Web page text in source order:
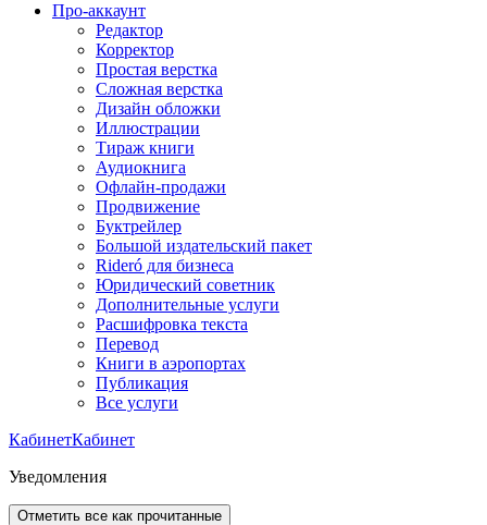
Про-аккаунт
Редактор
Корректор
Простая верстка
Сложная верстка
Дизайн обложки
Иллюстрации
Тираж книги
Аудиокнига
Офлайн-продажи
Продвижение
Буктрейлер
Большой издательский пакет
Rideró для бизнеса
Юридический советник
Дополнительные услуги
Расшифровка текста
Перевод
Книги в аэропортах
Публикация
Все услуги
КабинетКабинет
Уведомления
Отметить все как прочитанные